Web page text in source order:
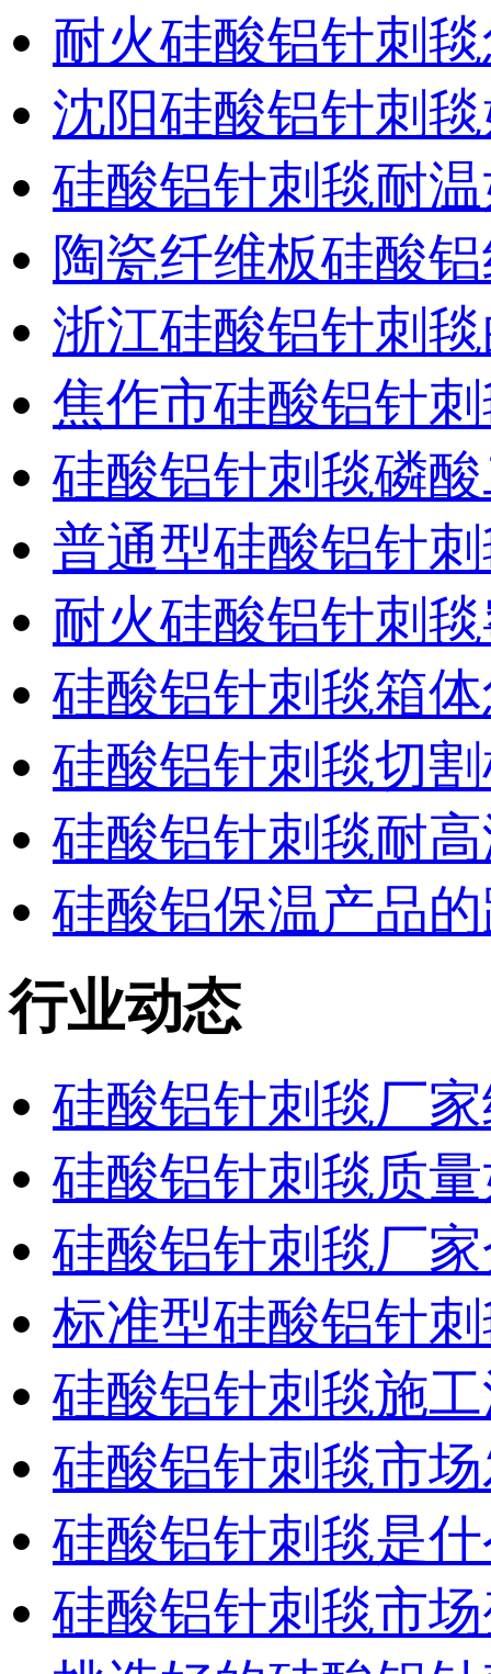
耐火硅酸铝针刺
沈阳硅酸铝针刺
硅酸铝针刺毯耐
陶瓷纤维板硅酸
浙江硅酸铝针刺
焦作市硅酸铝针
硅酸铝针刺毯磷
普通型硅酸铝针
耐火硅酸铝针刺
硅酸铝针刺毯箱
硅酸铝针刺毯切
硅酸铝针刺毯耐
硅酸铝保温产品
行业动态
硅酸铝针刺毯厂
硅酸铝针刺毯质
硅酸铝针刺毯厂
标准型硅酸铝针
硅酸铝针刺毯施
硅酸铝针刺毯市
硅酸铝针刺毯是
硅酸铝针刺毯市